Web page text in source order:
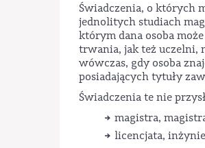
Świadczenia, o których
jednolitych studiach
którym dana osoba
trwania, jak też uczelni,
wówczas, gdy osoba
posiadających tytuły
Świadczenia te nie
magistra,
licencjata,